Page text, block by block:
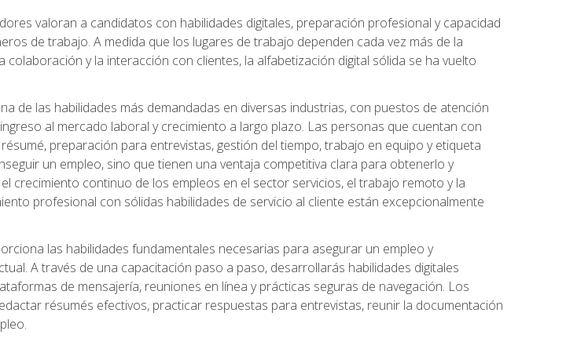
valoran a candidatos con habilidades digitales, preparación profesional y capacidad
de trabajo. A medida que los lugares de trabajo dependen cada vez más de la
y la interacción con clientes, la alfabetización digital sólida se ha vuelto
de las habilidades más demandadas en diversas industrias, con puestos de atención
al mercado laboral y crecimiento a largo plazo. Las personas que cuentan con
preparación para entrevistas, gestión del tiempo, trabajo en equipo y etiqueta
un empleo, sino que tienen una ventaja competitiva clara para obtenerlo y
crecimiento continuo de los empleos en el sector servicios, el trabajo remoto y la
profesional con sólidas habilidades de servicio al cliente están excepcionalmente
las habilidades fundamentales necesarias para asegurar un empleo y
A través de una capacitación paso a paso, desarrollarás habilidades digitales
de mensajería, reuniones en línea y prácticas seguras de navegación. Los
résumés efectivos, practicar respuestas para entrevistas, reunir la documentación